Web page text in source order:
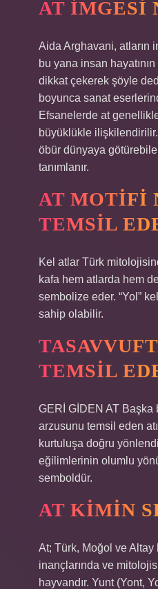
AT IMGESI
Aida Arghavani, atların
bu yana insan
dikkat çekerek şöyle
boyunca sanat
Efsanelerde at
büyüklükle ilişkilendirilir.
öbür dünyaya
tanımlanır.
AT MOTIFI
TEMSIL
Kel atlar Türk
kafa hem atlarda hem
sembolize eder. “Yol”
sahip olabilir.
TEMSIL
GERİ GİDEN AT Başka
arzusunu temsil eden
kurtuluşa doğru
eğilimlerinin olumlu
semboldür.
AT KIMIN
At; Türk, Moğol ve Altay
inançlarında ve
hayvandır. Yunt (Yont,